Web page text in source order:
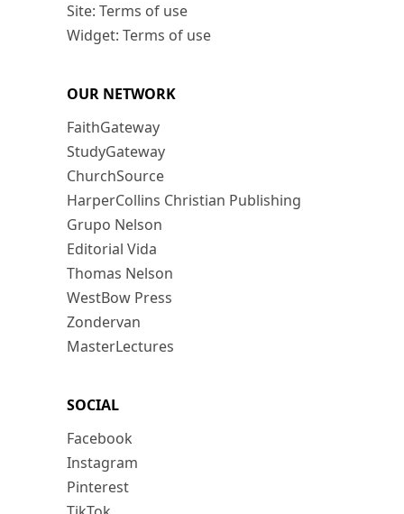
Site: Terms of use
Widget: Terms of use
OUR NETWORK
FaithGateway
StudyGateway
ChurchSource
HarperCollins Christian Publishing
Grupo Nelson
Editorial Vida
Thomas Nelson
WestBow Press
Zondervan
MasterLectures
SOCIAL
Facebook
Instagram
Pinterest